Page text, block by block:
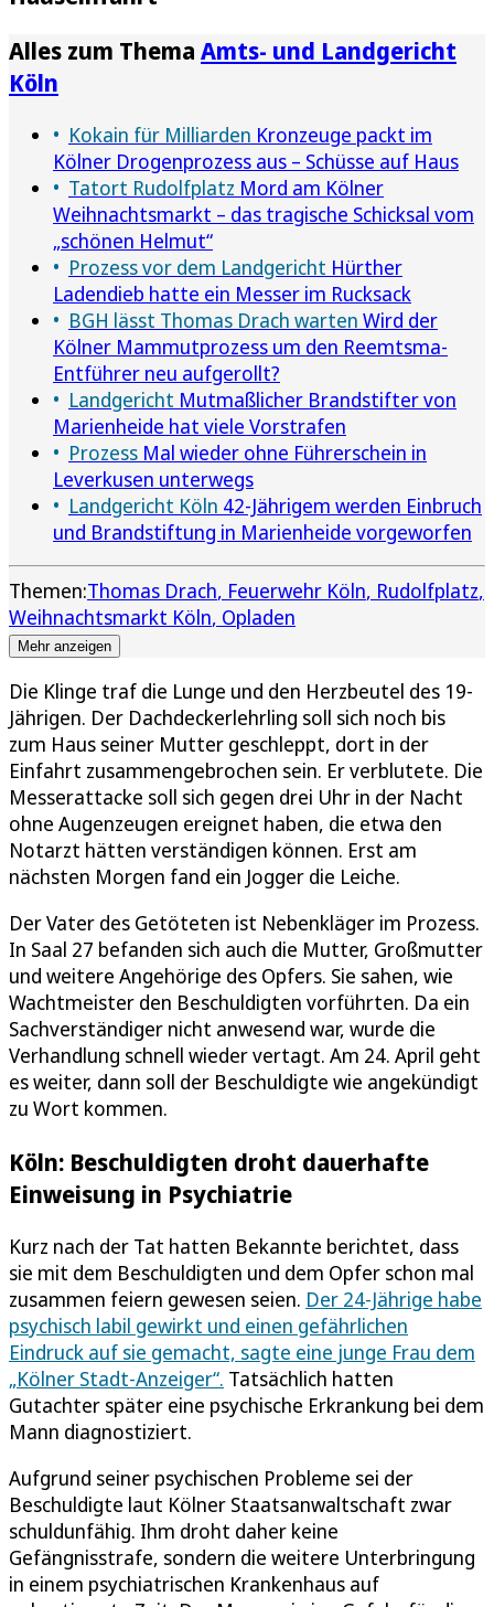
Alles zum Thema Amts- und Landgericht
Köln
Kokain für Milliarden Kronzeuge packt im
Kölner Drogenprozess aus – Schüsse auf Haus
Tatort Rudolfplatz Mord am Kölner
Weihnachtsmarkt – das tragische Schicksal vom
„schönen Helmut“
Prozess vor dem Landgericht Hürther
Ladendieb hatte ein Messer im Rucksack
BGH lässt Thomas Drach warten Wird der
Kölner Mammutprozess um den Reemtsma-
Entführer neu aufgerollt?
Landgericht Mutmaßlicher Brandstifter von
Marienheide hat viele Vorstrafen
Prozess Mal wieder ohne Führerschein in
Leverkusen unterwegs
Landgericht Köln 42-Jährigem werden Einbruch
und Brandstiftung in Marienheide vorgeworfen
Themen:Thomas Drach Feuerwehr Köln Rudolfplatz
Weihnachtsmarkt Köln Opladen
Mehr anzeigen
Die Klinge traf die Lunge und den Herzbeutel des 19-
Jährigen. Der Dachdeckerlehrling soll sich noch bis
zum Haus seiner Mutter geschleppt, dort in der
Einfahrt zusammengebrochen sein. Er verblutete. Die
Messerattacke soll sich gegen drei Uhr in der Nacht
ohne Augenzeugen ereignet haben, die etwa den
Notarzt hätten verständigen können. Erst am
nächsten Morgen fand ein Jogger die Leiche.
Der Vater des Getöteten ist Nebenkläger im Prozess.
In Saal 27 befanden sich auch die Mutter, Großmutter
und weitere Angehörige des Opfers. Sie sahen, wie
Wachtmeister den Beschuldigten vorführten. Da ein
Sachverständiger nicht anwesend war, wurde die
Verhandlung schnell wieder vertagt. Am 24. April geht
es weiter, dann soll der Beschuldigte wie angekündigt
zu Wort kommen.
Köln: Beschuldigten droht dauerhafte
Einweisung in Psychiatrie
Kurz nach der Tat hatten Bekannte berichtet, dass
sie mit dem Beschuldigten und dem Opfer schon mal
zusammen feiern gewesen seien. Der 24-Jährige habe
psychisch labil gewirkt und einen gefährlichen
Eindruck auf sie gemacht, sagte eine junge Frau dem
„Kölner Stadt-Anzeiger“. Tatsächlich hatten
Gutachter später eine psychische Erkrankung bei dem
Mann diagnostiziert.
Aufgrund seiner psychischen Probleme sei der
Beschuldigte laut Kölner Staatsanwaltschaft zwar
schuldunfähig. Ihm droht daher keine
Gefängnisstrafe, sondern die weitere Unterbringung
in einem psychiatrischen Krankenhaus auf